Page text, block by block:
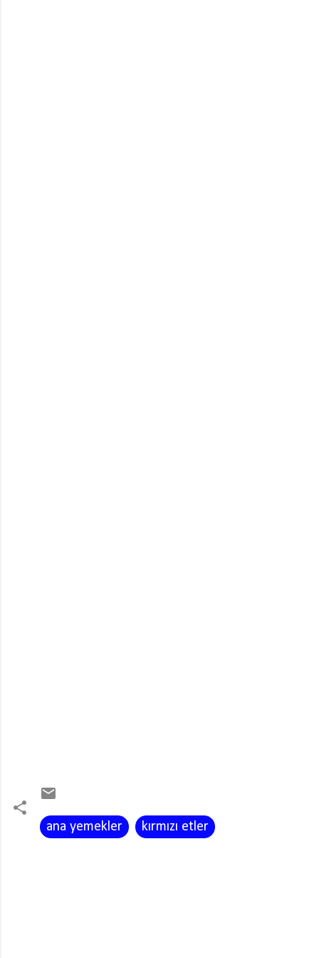
ana yemekler kırmızı etler